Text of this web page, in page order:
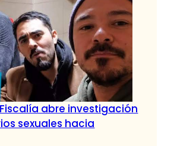
abre investigación
sexuales hacia